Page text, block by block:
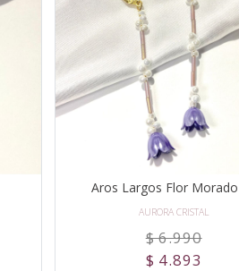
Aros Largos Flor Morado
AURORA CRISTAL
$ 6.990
$ 4.893